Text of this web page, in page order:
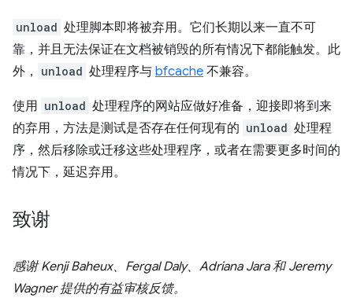
unload 处理脚本即将被弃用。它们长期以来一直不可
靠，并且无法保证在文档被销毁的所有情况下都能触发。此
外，
unload 处理程序与 bfcache 不兼容。
使用 unload 处理程序的网站应做好准备，迎接即将到来
的弃用，方法是测试是否存在任何现有的 unload 处理程
序，然后移除或迁移这些处理程序，或者在需要更多时间的
情况下，延迟弃用。
致谢
感谢 Kenji Baheux、Fergal Daly、Adriana Jara 和 Jeremy
Wagner 提供的有益审核反馈。